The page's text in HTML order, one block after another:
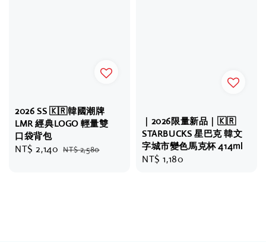
2026 SS 🇰🇷韓國潮牌
LMR 經典LOGO 輕量雙
口袋背包
Sale
NT$ 2,140 Regular
NT$ 2,580
｜2026限量新品｜🇰🇷
STARBUCKS 星巴克 韓文
字城市變色馬克杯 414ml
Regular
NT$ 1,180